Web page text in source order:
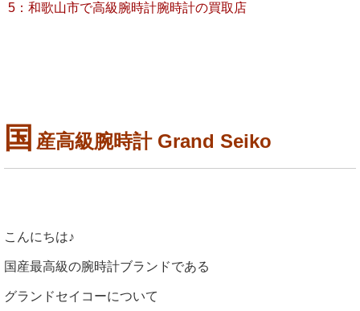
5：和歌山市で高級腕時計腕時計の買取店
国 産高級腕時計 Grand Seiko
こんにちは♪
国産最高級の腕時計ブランドである
グランドセイコーについて